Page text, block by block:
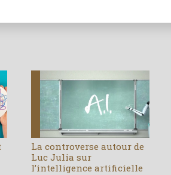
La controverse autour de
Luc Julia sur
l’intelligence artificielle